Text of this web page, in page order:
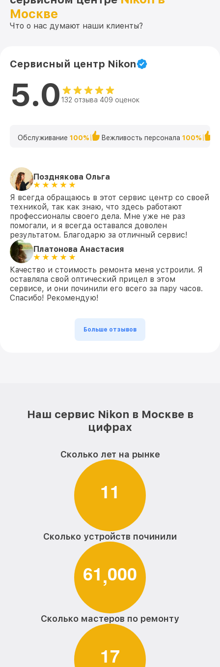
P5 312x42SF M (25,4mm) BDC Nikon
(восстановление) P5 312x42SF M
M (25,4mm) BDC Nikon
Москве
Что о нас думают наши клиенты?
Сервисный центр Nikon
5.0 132 отзыва 409 оценок
Обслуживание 100% Вежливость персонала 100%
Позднякова Ольга
Я всегда обращаюсь в этот сервис центр со своей
техникой, так как знаю, что здесь работают
профессионалы своего дела. Мне уже не раз
помогали, и я всегда оставался доволен
результатом. Благодарю за отличный сервис!
Платонова Анастасия
Качество и стоимость ремонта меня устроили. Я
оставляла свой оптический прицел в этом
сервисе, и они починили его всего за пару часов.
Спасибо! Рекомендую!
Больше отзывов
Наш сервис Nikon в Москве в
цифрах
Сколько лет на рынке
11
Сколько устройств починили
61,000
Сколько мастеров по ремонту
17